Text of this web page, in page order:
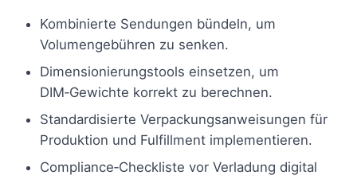
Kombinierte Sendungen bündeln, um
Volumengebühren zu senken.
Dimensionierungstools einsetzen, um
DIM‑Gewichte korrekt zu berechnen.
Standardisierte Verpackungsanweisungen für
Produktion und Fulfillment implementieren.
Compliance‑Checkliste vor Verladung digital